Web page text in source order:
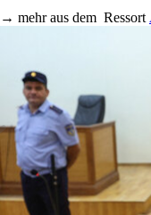
→ mehr aus dem Ressort